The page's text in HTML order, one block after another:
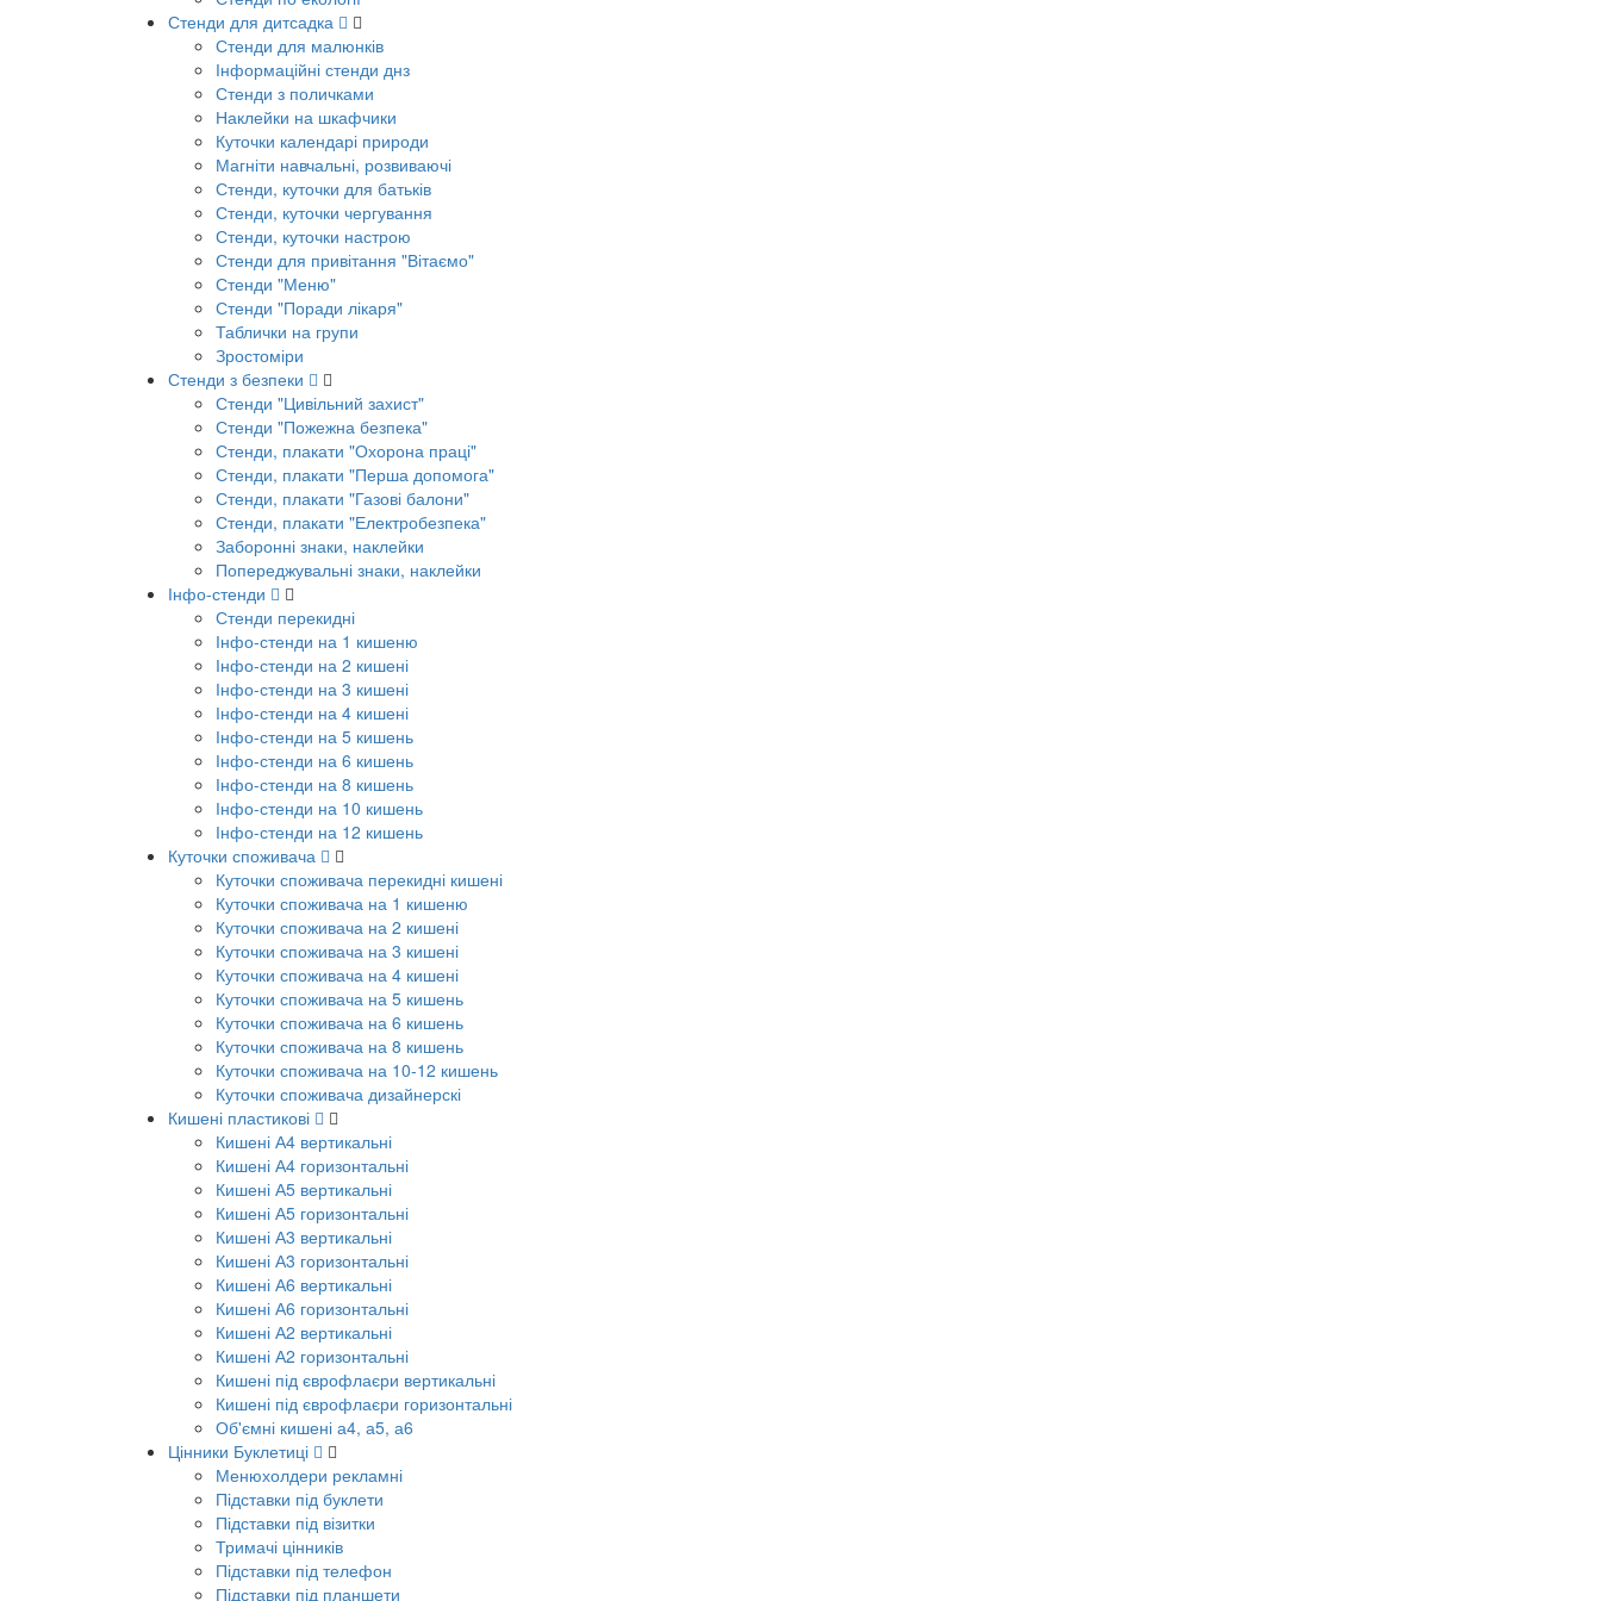
Стенди для дитсадка
Стенди для малюнків
Інформаційні стенди днз
Стенди з поличками
Наклейки на шкафчики
Куточки календарі природи
Магніти навчальні, розвиваючі
Стенди, куточки для батьків
Стенди, куточки чергування
Стенди, куточки настрою
Стенди для привітання "Вітаємо"
Стенди "Меню"
Стенди "Поради лікаря"
Таблички на групи
Зростоміри
Стенди з безпеки
Стенди "Цивільний захист"
Стенди "Пожежна безпека"
Стенди, плакати "Охорона праці"
Стенди, плакати "Перша допомога"
Стенди, плакати "Газові балони"
Стенди, плакати "Електробезпека"
Заборонні знаки, наклейки
Попереджувальні знаки, наклейки
Інфо-стенди
Стенди перекидні
Інфо-стенди на 1 кишеню
Інфо-стенди на 2 кишені
Інфо-стенди на 3 кишені
Інфо-стенди на 4 кишені
Інфо-стенди на 5 кишень
Інфо-стенди на 6 кишень
Інфо-стенди на 8 кишень
Інфо-стенди на 10 кишень
Інфо-стенди на 12 кишень
Куточки споживача
Куточки споживача перекидні кишені
Куточки споживача на 1 кишеню
Куточки споживача на 2 кишені
Куточки споживача на 3 кишені
Куточки споживача на 4 кишені
Куточки споживача на 5 кишень
Куточки споживача на 6 кишень
Куточки споживача на 8 кишень
Куточки споживача на 10-12 кишень
Куточки споживача дизайнерскі
Кишені пластикові
Кишені А4 вертикальні
Кишені А4 горизонтальні
Кишені А5 вертикальні
Кишені А5 горизонтальні
Кишені А3 вертикальні
Кишені А3 горизонтальні
Кишені А6 вертикальні
Кишені А6 горизонтальні
Кишені А2 вертикальні
Кишені А2 горизонтальні
Кишені під єврофлаєри вертикальні
Кишені під єврофлаєри горизонтальні
Об'ємні кишені а4, а5, а6
Цінники Буклетиці
Менюхолдери рекламні
Підставки під буклети
Підставки під візитки
Тримачі цінників
Підставки під телефон
Підставки під планшети